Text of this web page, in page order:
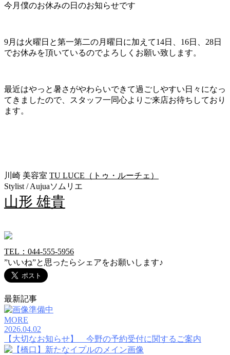
今月僕のお休みの日のお知らせです
9月は火曜日と第一第二の月曜日に加えて14日、16日、28日
でお休みを頂いているのでよろしくお願い致します。
最近はやっと暑さがやわらいできて過ごしやすい日々になっ
てきましたので、スタッフ一同心よりご来店お待ちしており
ます。
川崎 美容室 TU LUCE（トゥ・ルーチェ）
Stylist / Aujuaソムリエ
山形 雄貴
TEL：044-555-5956
”いいね”と思ったらシェアをお願いします♪
最新記事
MORE
2026.04.02
【大切なお知らせ】 今野の予約受付に関するご案内